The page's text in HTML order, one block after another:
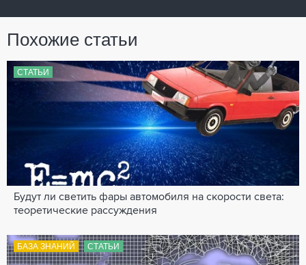
Похожие статьи
СТАТЬИ
Будут ли светить фары автомобиля на скорости света:
теоретические рассуждения
БАЗА ЗНАНИЙ СТАТЬИ